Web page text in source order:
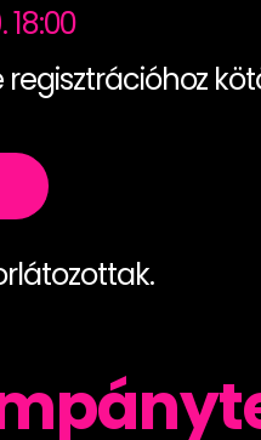
regisztrációhoz